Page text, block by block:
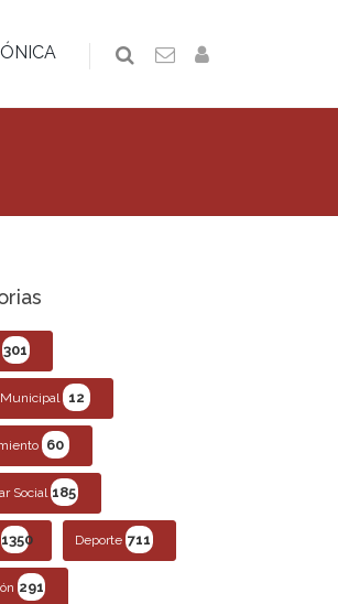
301
12
60
Social 185
1350 Deporte 711
291